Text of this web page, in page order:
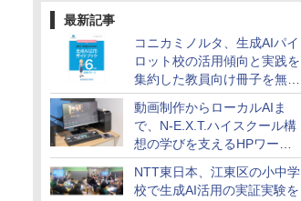
最新記事
コニカミノルタ、生成AIパイ
ロット校の活用傾向と実践を
集約した教員向け冊子を無料
公開
動画制作からローカルAIま
で、N-E.X.T.ハイスクール構
想の学びを支えるHPワーク
ステーション
NTT東日本、江東区の小中学
校で生成AI活用の実証実験を